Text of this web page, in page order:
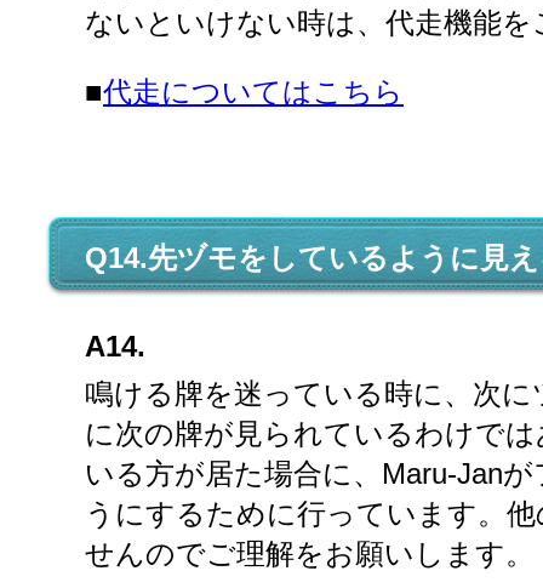
ないといけない時は、代走機能
■代走についてはこちら
Q14.先ヅモをしているように見
A14.
鳴ける牌を迷っている時に、次
に次の牌が見られているわけで
いる方が居た場合に、Maru-Jan
うにするために行っています。
せんのでご理解をお願いします。